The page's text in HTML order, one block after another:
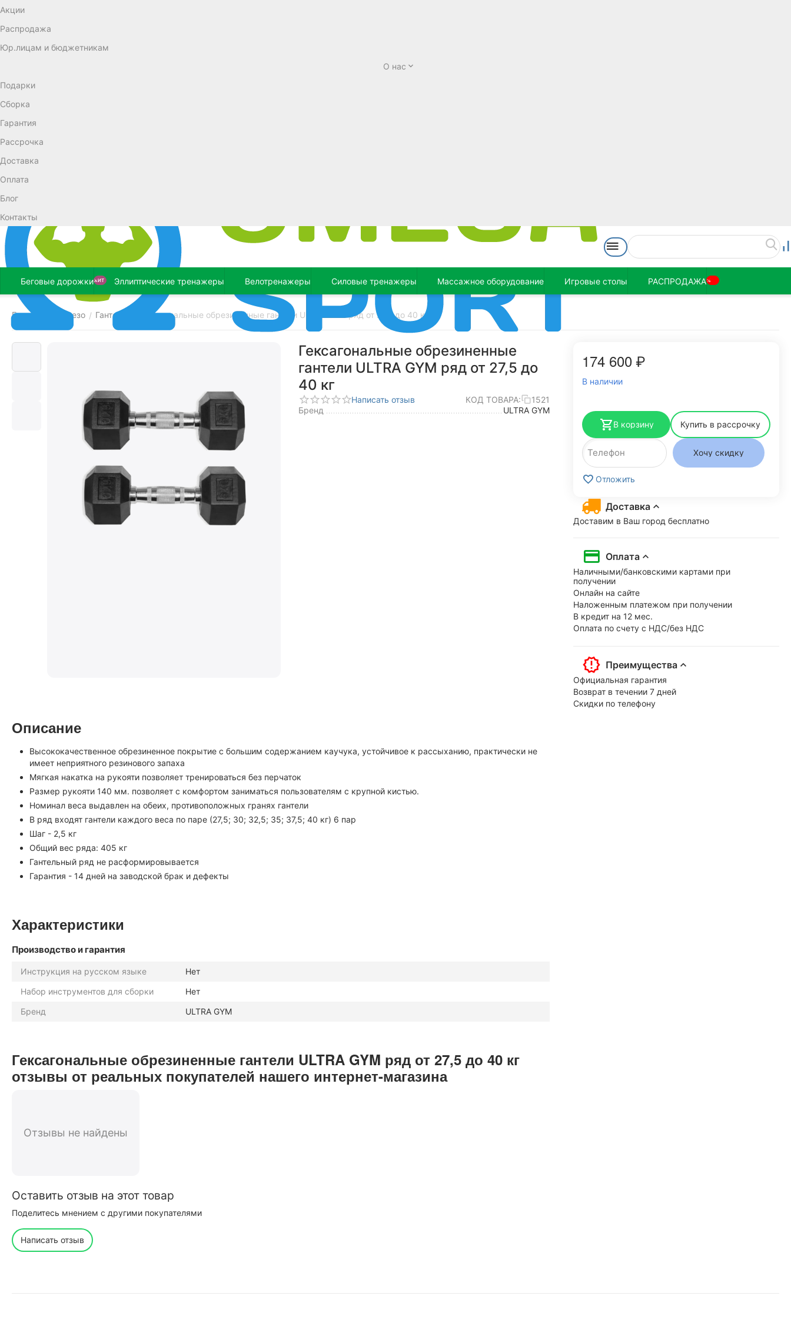
Акции
Распродажа
Юр.лицам и бюджетникам
О нас
Подарки
Сборка
Гарантия
Рассрочка
Доставка
Оплата
Блог
Контакты
Беговые дорожкиХИТ Эллиптические тренажеры Велотренажеры Силовые тренажеры Массажное оборудование Игровые столы РАСПРОДАЖА%
Главная Железо / Гантели Гексагональные обрезиненные гантели ULTRA GYM ряд от 27,5 до 40 кг
Гексагональные обрезиненные
гантели ULTRA GYM ряд от 27,5 до
40 кг
Написать отзыв КОД ТОВАРА:
1521
Бренд
ULTRA GYM
174 600₽
В наличии
В корзину Купить в рассрочку
Хочу скидку
Отложить
Доставка
Доставим в Ваш город бесплатно
Оплата
Наличными/банковскими картами при
получении
Онлайн на сайте
Наложенным платежом при получении
В кредит на 12 мес.
Оплата по счету с НДС/без НДС
Преимущества
Официальная гарантия
Возврат в течении 7 дней
Скидки по телефону
Описание
Высококачественное обрезиненное покрытие с большим содержанием каучука, устойчивое к рассыханию, практически не
имеет неприятного резинового запаха
Мягкая накатка на рукояти позволяет тренироваться без перчаток
Размер рукояти 140 мм. позволяет с комфортом заниматься пользователям с крупной кистью.
Номинал веса выдавлен на обеих, противоположных гранях гантели
В ряд входят гантели каждого веса по паре (27,5; 30; 32,5; 35; 37,5; 40 кг) 6 пар
Шаг - 2,5 кг
Общий вес ряда: 405 кг
Гантельный ряд не расформировывается
Гарантия - 14 дней на заводской брак и дефекты
Характеристики
Производство и гарантия
Инструкция на русском языке
Нет
Набор инструментов для сборки
Нет
Бренд
ULTRA GYM
Гексагональные обрезиненные гантели ULTRA GYM ряд от 27,5 до 40 кг
отзывы от реальных покупателей нашего интернет-магазина
Отзывы не найдены
Оставить отзыв на этот товар
Поделитесь мнением с другими покупателями
Написать отзыв